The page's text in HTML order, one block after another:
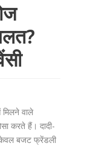
वाले
करते हैं। दादी-
बजट फ्रेंडली